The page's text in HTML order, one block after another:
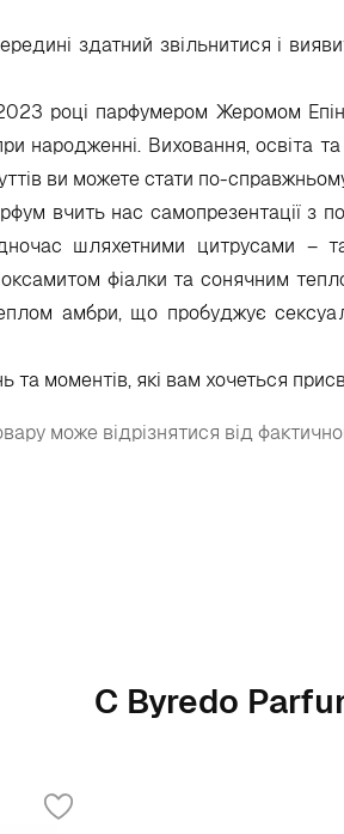
здатний звільнитися і
році парфумером Жеромом
народженні. Виховання, освіта
ви можете стати по-
вчить нас самопрезентації з
шляхетними цитрусами
фіалки та сонячним
амбри, що пробуджує
та моментів, які вам хочеться
може відрізнятися від
С Byredo